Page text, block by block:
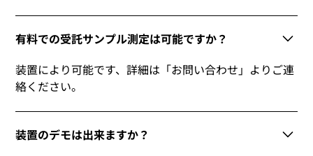
有料での受託サンプル測定は可能ですか？
装置により可能です、詳細は「お問い合わせ」よりご連
絡ください。
装置のデモは出来ますか？